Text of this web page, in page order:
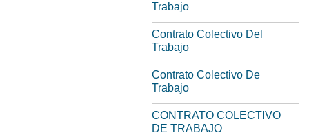
Trabajo
Contrato Colectivo Del
Trabajo
Contrato Colectivo De
Trabajo
CONTRATO COLECTIVO
DE TRABAJO